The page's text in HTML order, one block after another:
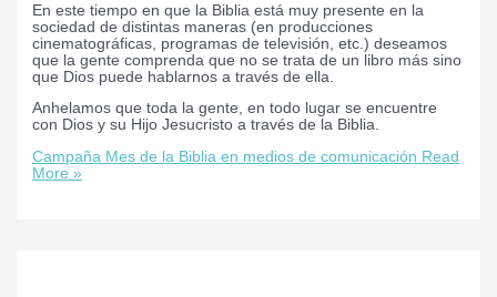
En este tiempo en que la Biblia está muy presente en la
sociedad de distintas maneras (en producciones
cinematográficas, programas de televisión, etc.) deseamos
que la gente comprenda que no se trata de un libro más sino
que Dios puede hablarnos a través de ella.
Anhelamos que toda la gente, en todo lugar se encuentre
con Dios y su Hijo Jesucristo a través de la Biblia.
Campaña Mes de la Biblia en medios de comunicación Read
More »